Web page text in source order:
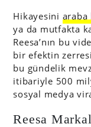
Hikayesini araba
ya da mutfakta
Reesa’nın bu
bir efektin
bu gündelik
itibariyle 500
sosyal medya
Reesa